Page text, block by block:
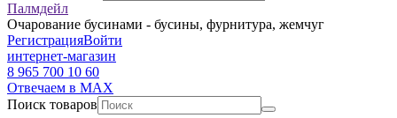
Палмдейл
Очарование бусинами - бусины, фурнитура, жемчуг
РегистрацияВойти
интернет-магазин
8 965 700 10 60
Отвечаем в MAX
Поиск товаров